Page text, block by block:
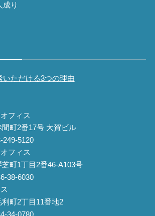
成り
いただける3つの理由
フィス
間町2番17号 大賀ビル
249-5120
フィス
町1丁目2番46-A103号
38-6030
利町2丁目11番地2
34-0780